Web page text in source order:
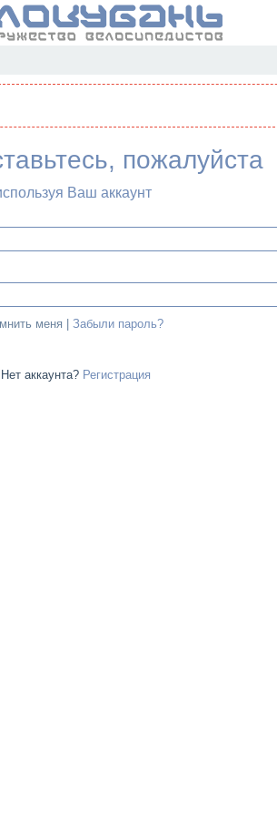
пожалуйста
Ваш аккаунт
меня | Забыли пароль?
Нет аккаунта? Регистрация